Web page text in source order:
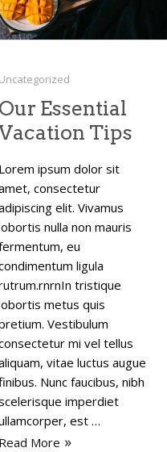
Uncategorized
Our Essential
Tips
Lorem ipsum dolor sit
consectetur
elit. Vivamus
nulla non mauris
eu
ligula
tristique
metus quis
Vestibulum
mi vel tellus
vitae luctus augue
Nunc faucibus, nibh
imperdiet
est …
Read More